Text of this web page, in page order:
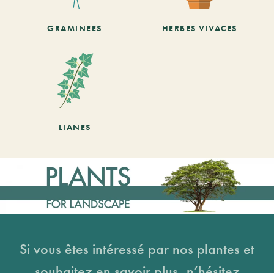
GRAMINEES HERBES VIVACES
LIANES
Si vous êtes intéressé par nos plantes et